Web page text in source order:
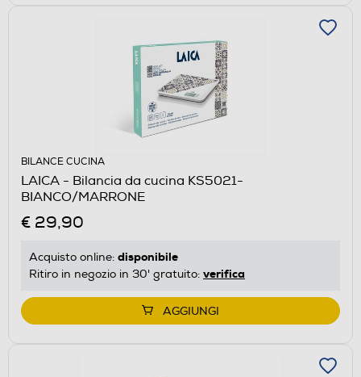
BILANCE CUCINA
LAICA - Bilancia da cucina KS5021-
BIANCO/MARRONE
€ 29,90
Acquisto online: disponibile
Ritiro in negozio in 30' gratuito: verifica
AGGIUNGI